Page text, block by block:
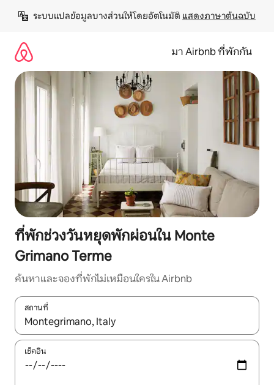
เนื้อหา
ระบบแปลข้อมูลบางส่วนให้โดยอัตโนมัติ แสดงภาษาต้นฉบับ
มา Airbnb ที่พักกัน
ที่พักช่วงวันหยุดพักผ่อนใน Monte
Grimano Terme
ค้นหาและจองที่พักไม่เหมือนใครใน Airbnb
สถานที่
ใช้ลูกศรขึ้นลง หรือใช้การสัมผัสหรือปัด เพื่อสำรวจผลการค้นหา
เช็คอิน